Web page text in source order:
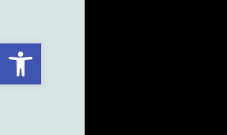
Abrir barra de herramientas